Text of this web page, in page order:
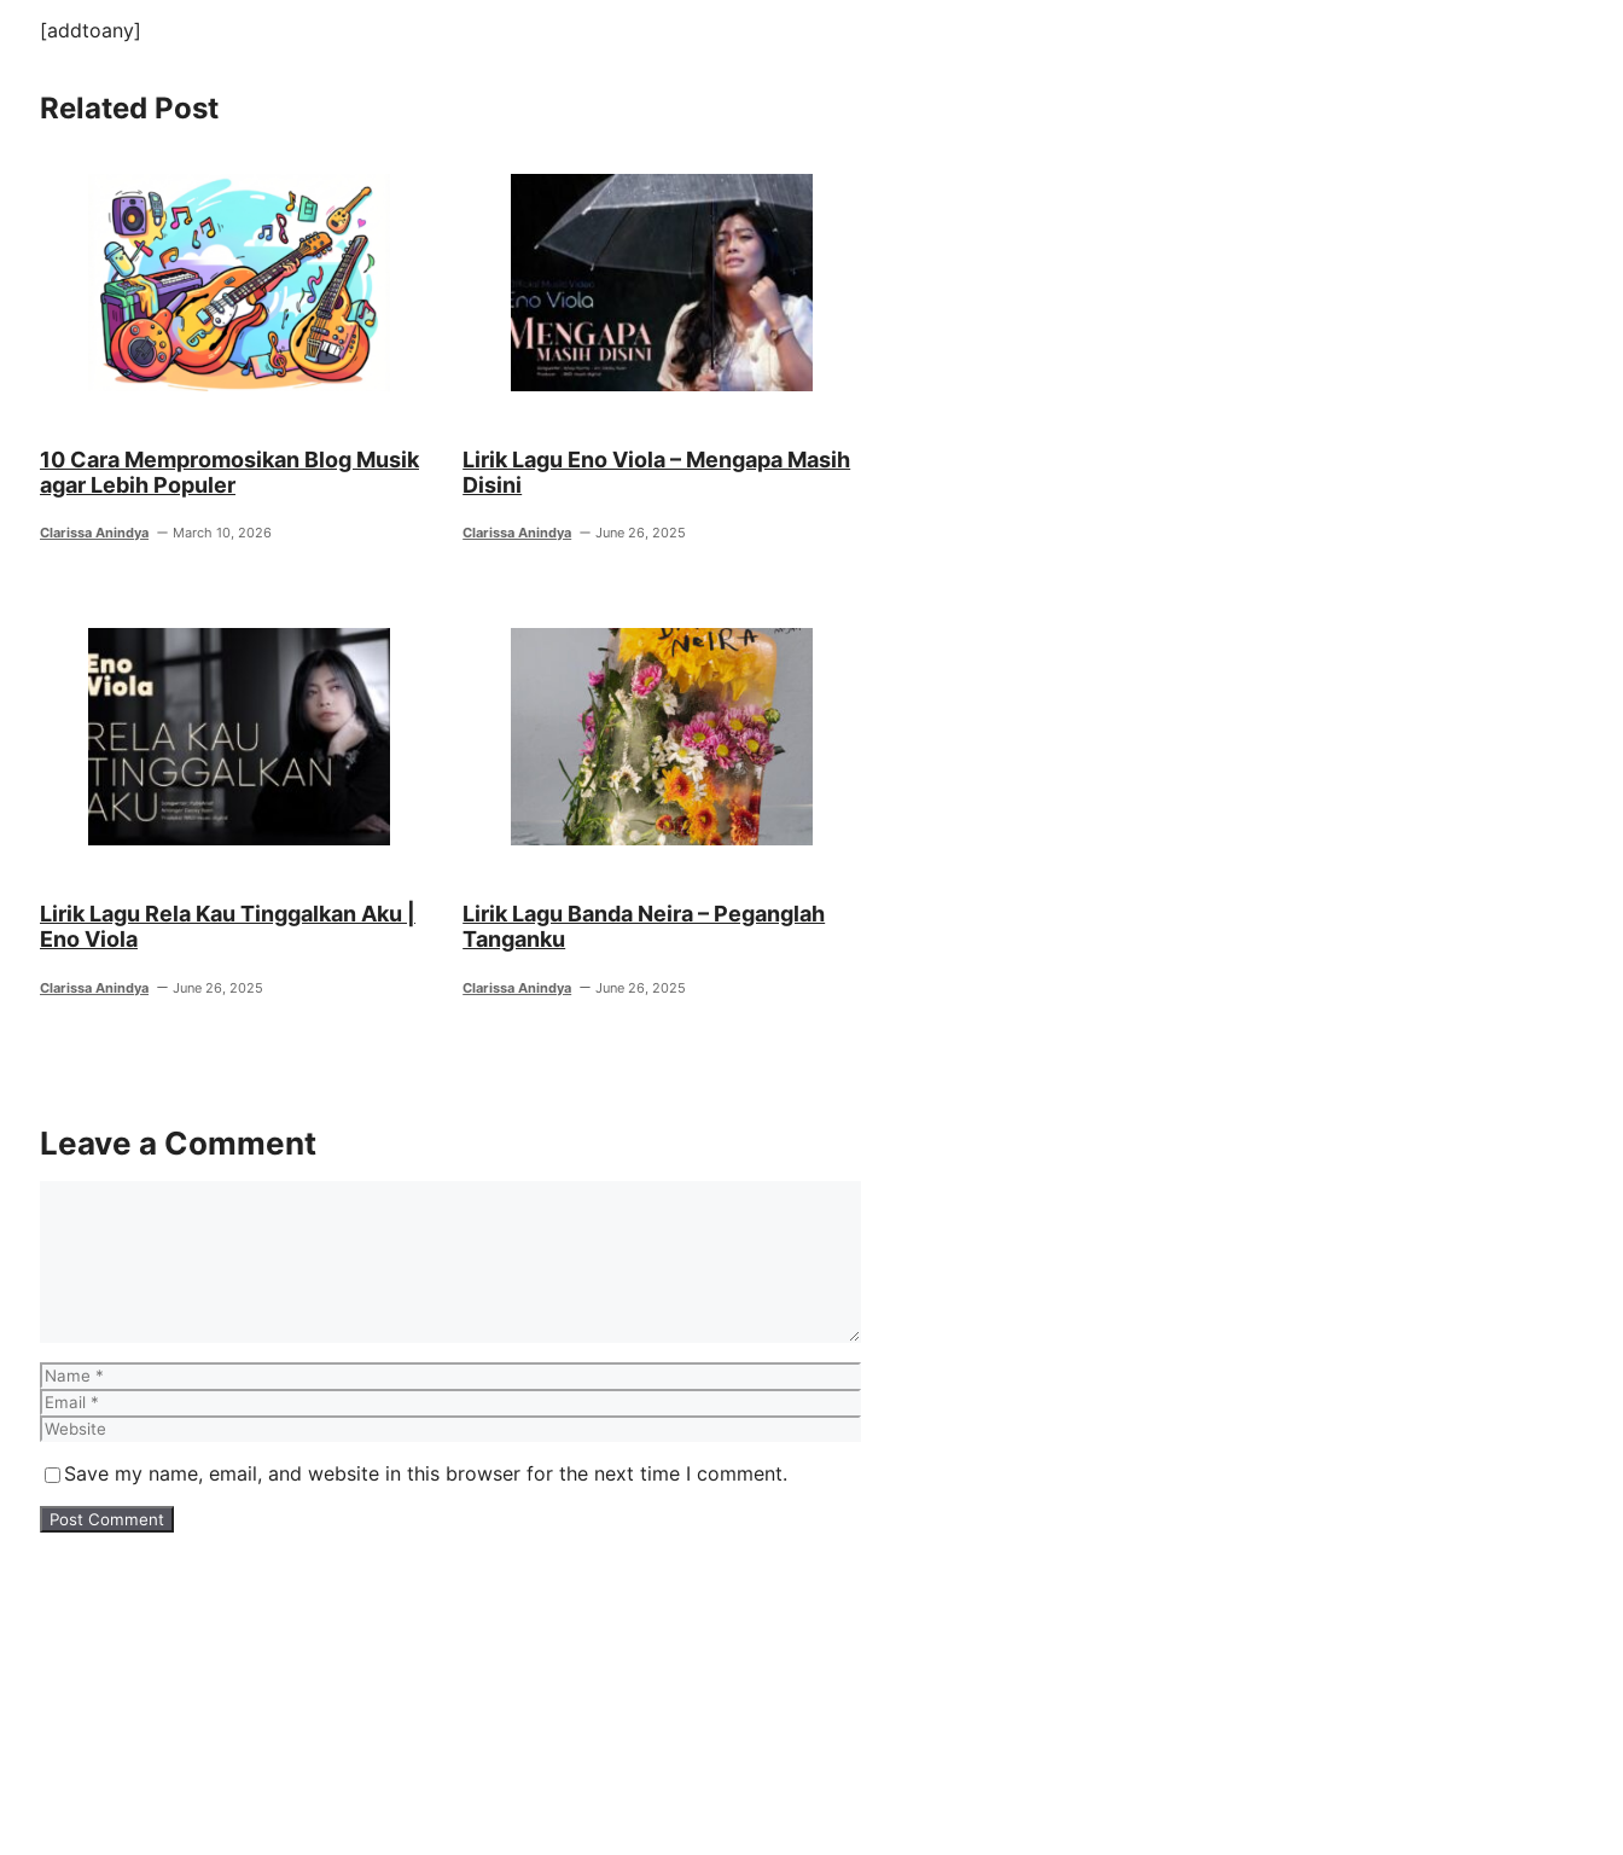
[addtoany]
Related Post
10 Cara Mempromosikan Blog Musik
agar Lebih Populer
Clarissa Anindya March 10, 2026
Lirik Lagu Eno Viola – Mengapa Masih
Disini
Clarissa Anindya June 26, 2025
Lirik Lagu Rela Kau Tinggalkan Aku |
Eno Viola
Clarissa Anindya June 26, 2025
Lirik Lagu Banda Neira – Peganglah
Tanganku
Clarissa Anindya June 26, 2025
Leave a Comment
Name
Email
Website
Save my name, email, and website in this browser for the next time I comment.